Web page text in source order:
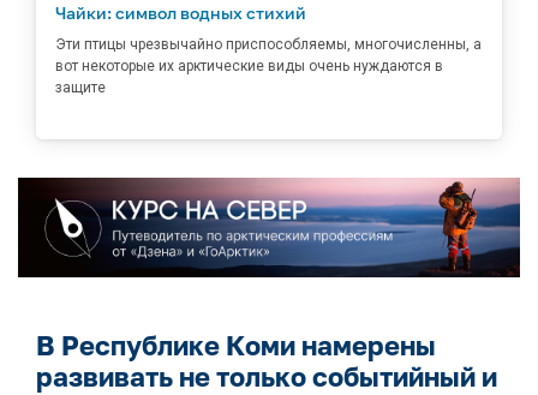
Чайки: символ водных стихий
Эти птицы чрезвычайно приспособляемы, многочисленны, а
вот некоторые их арктические виды очень нуждаются в
защите
В Республике Коми намерены
развивать не только событийный и